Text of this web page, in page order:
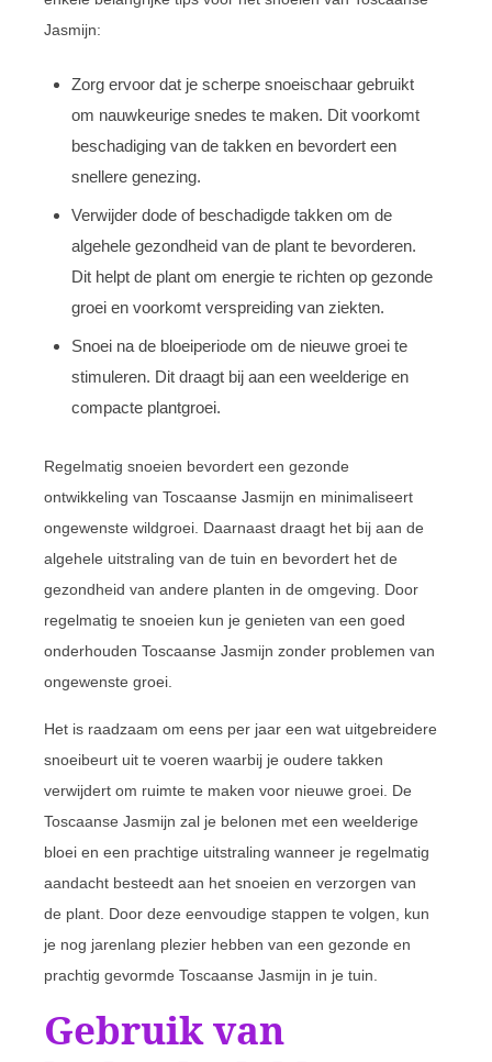
Jasmijn:
Zorg ervoor dat je scherpe snoeischaar gebruikt
om nauwkeurige snedes te maken. Dit voorkomt
beschadiging van de takken en bevordert een
snellere genezing.
Verwijder dode of beschadigde takken om de
algehele gezondheid van de plant te bevorderen.
Dit helpt de plant om energie te richten op gezonde
groei en voorkomt verspreiding van ziekten.
Snoei na de bloeiperiode om de nieuwe groei te
stimuleren. Dit draagt bij aan een weelderige en
compacte plantgroei.
Regelmatig snoeien bevordert een gezonde
ontwikkeling van Toscaanse Jasmijn en minimaliseert
ongewenste wildgroei. Daarnaast draagt het bij aan de
algehele uitstraling van de tuin en bevordert het de
gezondheid van andere planten in de omgeving. Door
regelmatig te snoeien kun je genieten van een goed
onderhouden Toscaanse Jasmijn zonder problemen van
ongewenste groei.
Het is raadzaam om eens per jaar een wat uitgebreidere
snoeibeurt uit te voeren waarbij je oudere takken
verwijdert om ruimte te maken voor nieuwe groei. De
Toscaanse Jasmijn zal je belonen met een weelderige
bloei en een prachtige uitstraling wanneer je regelmatig
aandacht besteedt aan het snoeien en verzorgen van
de plant. Door deze eenvoudige stappen te volgen, kun
je nog jarenlang plezier hebben van een gezonde en
prachtig gevormde Toscaanse Jasmijn in je tuin.
Gebruik van